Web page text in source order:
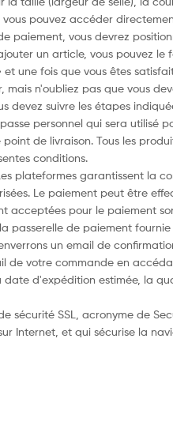
pouvez accéder
paiement, vous devrez
un article, vous pouvez
une fois que vous êtes
mais n'oubliez pas que vous
devez suivre les étapes
personnel qui sera
de livraison. Tous les
conditions.
plateformes garantissent la
Le paiement peut être
acceptées pour le paiement
passerelle de paiement
un email de
de votre commande en
d'expédition estimée, la
sécurité SSL, acronyme de
Internet, et qui sécurise la